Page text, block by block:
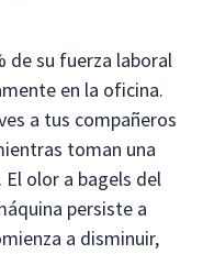
de su fuerza laboral
en la oficina.
a tus compañeros
toman una
El olor a bagels del
persiste a
a disminuir,